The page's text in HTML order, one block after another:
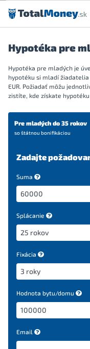
Preskočiť na obsah
Hypotéka pre
Hypotéka pre mladých je
hypotéku si mladí
EUR. Požiadať môžu
zistíte, kde získate
Pre mladých do 35 rokov
so štátnou bonifikáciou
Zadajte
Suma
Splácanie
Fixácia
Hodnota bytu/domu
Email